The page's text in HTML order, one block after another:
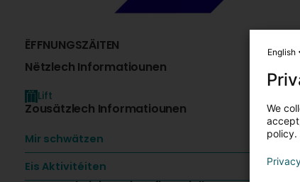
ËFFNUNGSZÄITEN
Nëtzlech Informatiounen
Lift
Zousätzlech Informatiounen
Mir schwätzen
Eis Aktivitéiten
English
We
policy.